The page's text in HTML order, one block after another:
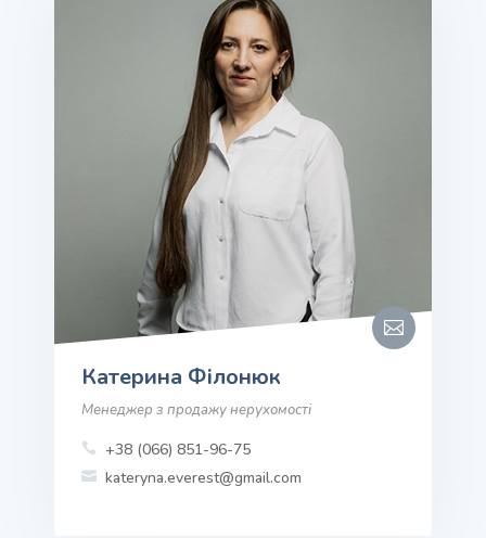

Катерина Філонюк
Менеджер з продажу нерухомості
 +38 (066) 851-96-75
 kateryna.everest@gmail.com